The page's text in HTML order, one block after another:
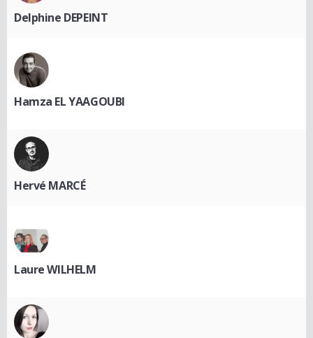
Delphine DEPEINT
Hamza EL YAAGOUBI
Hervé MARCÉ
Laure WILHELM